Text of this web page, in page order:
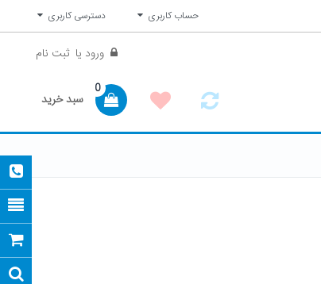
حساب کاربری دسترسی کاربری
ورود یا ثبت نام
سبد خرید
0